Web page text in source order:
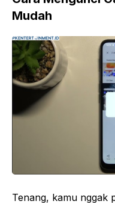
Mudah
Tenang, kamu nggak